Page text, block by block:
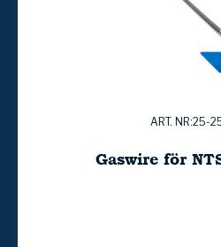
ART. NR:25-
Gaswire för